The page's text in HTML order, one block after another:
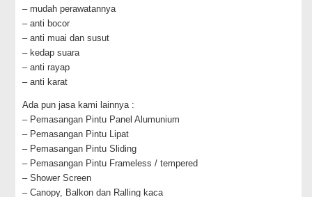
– mudah perawatannya
– anti bocor
– anti muai dan susut
– kedap suara
– anti rayap
– anti karat
Ada pun jasa kami lainnya :
– Pemasangan Pintu Panel Alumunium
– Pemasangan Pintu Lipat
– Pemasangan Pintu Sliding
– Pemasangan Pintu Frameless / tempered
– Shower Screen
– Canopy, Balkon dan Ralling kaca